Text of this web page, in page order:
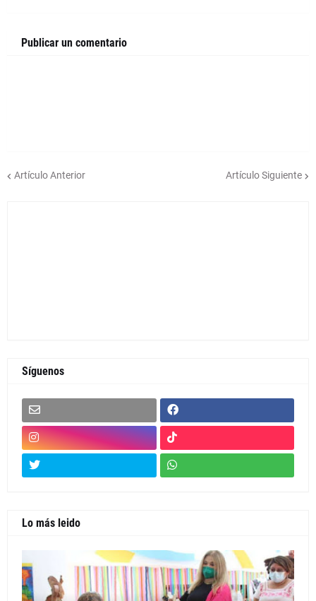
Publicar un comentario
Artículo Anterior Artículo Siguiente
Síguenos
Lo más leido